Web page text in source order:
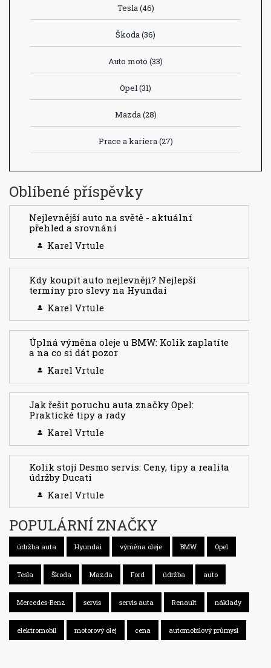
Tesla(46)
Škoda(36)
Auto moto (33)
Opel(31)
Mazda(28)
Prace a kariera(27)
Oblíbené příspěvky
Nejlevnější auto na světě - aktuální
přehled a srovnání
Karel Vrtule
Kdy koupit auto nejlevněji? Nejlepší
termíny pro slevy na Hyundai
Karel Vrtule
Úplná výměna oleje u BMW: Kolik zaplatíte
a na co si dát pozor
Karel Vrtule
Jak řešit poruchu auta značky Opel:
Praktické tipy a rady
Karel Vrtule
Kolik stojí Desmo servis: Ceny, tipy a realita
údržby Ducati
Karel Vrtule
POPULÁRNÍ ZNAČKY
údržba auta Hyundai výměna oleje BMW Opel
Tesla Škoda Mazda Ford údržba auto
Mercedes-Benz servis servis auta Renault náklady
elektromobil motorový olej cena automobilový průmysl